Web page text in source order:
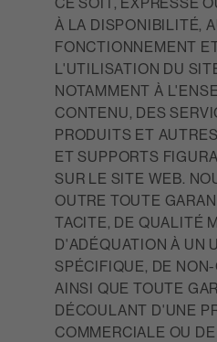
À LA DISPONIBILITÉ,
FONCTIONNEMENT
L'UTILISATION DU
NOTAMMENT À
CONTENU, DES
PRODUITS ET
ET SUPPORTS
SUR LE SITE WEB.
OUTRE TOUTE
TACITE, DE QUALITÉ
D'ADÉQUATION À UN
SPÉCIFIQUE, DE
AINSI QUE TOUTE
DÉCOULANT D'UNE
COMMERCIALE OU